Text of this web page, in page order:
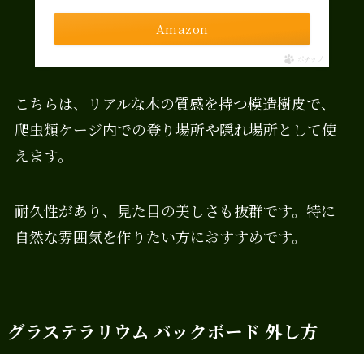
Amazon
ポチップ
こちらは、リアルな木の質感を持つ模造樹皮で、
爬虫類ケージ内での登り場所や隠れ場所として使
えます。
耐久性があり、見た目の美しさも抜群です。特に
自然な雰囲気を作りたい方におすすめです。
グラステラリウム バックボード 外し方